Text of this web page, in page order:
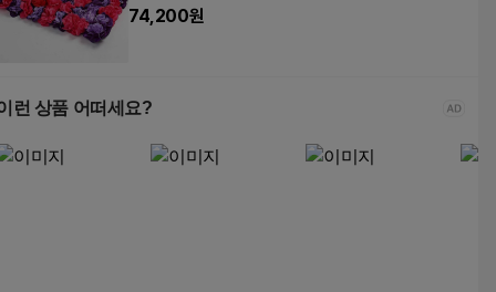
74,200원
런 상품 어떠세요?